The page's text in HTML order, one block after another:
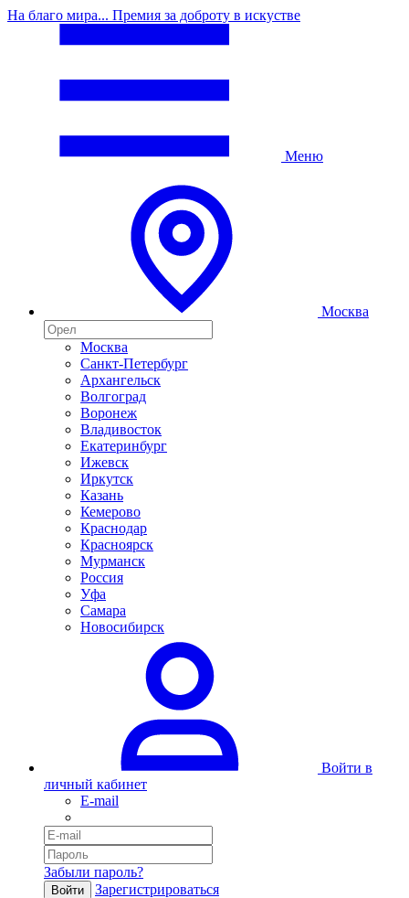
На благо мира... Премия за доброту в искустве
Меню
Москва
Москва
Санкт-Петербург
Архангельск
Волгоград
Воронеж
Владивосток
Екатеринбург
Ижевск
Иркутск
Казань
Кемерово
Краснодар
Красноярск
Мурманск
Россия
Уфа
Самара
Новосибирск
Войти в
личный кабинет
E-mail
Забыли пароль?
Войти Зарегистрироваться